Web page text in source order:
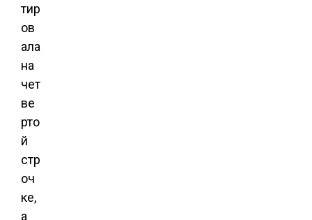
тир
ов
ала
на
чет
ве
рто
й
стр
оч
ке,
а